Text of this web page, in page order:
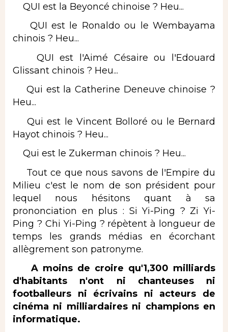
QUI est la Beyoncé chinoise ? Heu...
QUI est le Ronaldo ou le Wembayama
chinois ? Heu...
QUI est l'Aimé Césaire ou l'Edouard
Glissant chinois ? Heu...
Qui est la Catherine Deneuve chinoise ?
Heu...
Qui est le Vincent Bolloré ou le Bernard
Hayot chinois ? Heu...
Qui est le Zukerman chinois ? Heu...
Tout ce que nous savons de l'Empire du
Milieu c'est le nom de son président pour
lequel nous hésitons quant à sa
prononciation en plus : Si Yi-Ping ? Zi Yi-
Ping ? Chi Yi-Ping ? répètent à longueur de
temps les grands médias en écorchant
allègrement son patronyme.
A moins de croire qu'1,300 milliards
d'habitants n'ont ni chanteuses ni
footballeurs ni écrivains ni acteurs de
cinéma ni milliardaires ni champions en
informatique.